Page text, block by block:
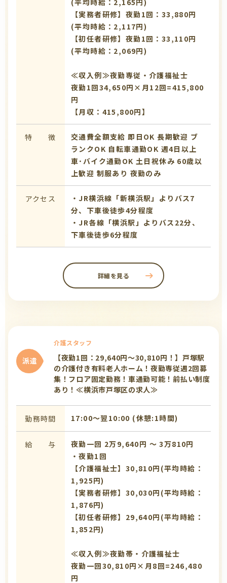
【実務者研修】夜勤1回：33,880円
(平均時給：2,117円)
【初任者研修】夜勤1回：33,110円
(平均時給：2,069円)
≪収入例≫夜勤専従・介護福祉士
夜勤1回34,650円×月12回=415,800
円
【月収：415,800円】
特 徴 交通費全額支給 即日OK 長期歓迎 ブ
ランクOK 自転車通勤OK 週4日以上
車･バイク通勤OK 土日祝休み 60歳以
上歓迎 制服あり 夜勤のみ
アクセス
・JR横浜線「新横浜駅」よりバス7
分、下車後徒歩4分程度
・JR各線「横浜駅」よりバス22分、
下車後徒歩6分程度
詳細を見る
派遣
介護スタッフ
【夜勤1回：29,640円～30,810円！】戸塚駅
の介護付き有料老人ホーム！夜勤専従週2回募
集！フロア固定勤務！車通勤可能！前払い制度
あり！≪横浜市戸塚区の求人≫
勤務時間 17:00〜翌10:00 (休憩:1時間)
給 与
夜勤一回 2万9,640円 〜 3万810円
・夜勤1回
【介護福祉士】30,810円(平均時給：
1,925円)
【実務者研修】30,030円(平均時給：
1,876円)
【初任者研修】29,640円(平均時給：
1,852円)
≪収入例≫夜勤帯・介護福祉士
夜勤一回30,810円×月8回=246,480
円